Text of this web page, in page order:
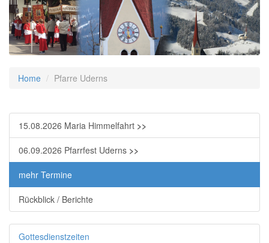
Home Pfarre Uderns
15.08.2026 Maria Himmelfahrt >>
06.09.2026 Pfarrfest Uderns >>
mehr Termine
Rückblick / Berichte
Gottesdienstzeiten